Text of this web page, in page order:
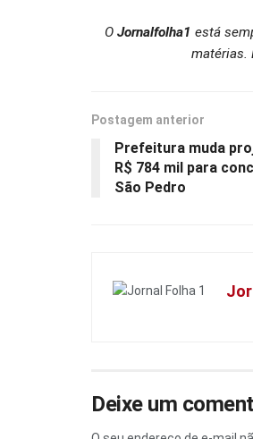
O Jornalfolha1 está
matérias.
Postagem anterior
Prefeitura muda
R$ 784 mil para
São Pedro
Deixe um